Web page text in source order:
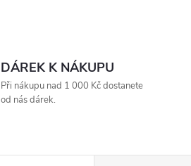
DÁREK K NÁKUPU
Při nákupu nad 1 000 Kč dostanete
od nás dárek.